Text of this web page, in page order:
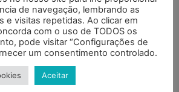
mandem boas
façam rir...
sempre uma
positiva.
de navegação, lembrando as
e visitas repetidas. Ao clicar em
com o uso de TODOS os
pode visitar “Configurações de
um consentimento controlado.
Aceitar